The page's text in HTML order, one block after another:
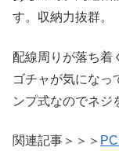
す。収納力抜群。
配線周りが落ち着
ゴチャが気になっ
ンプ式なのでネジ
関連記事＞＞＞